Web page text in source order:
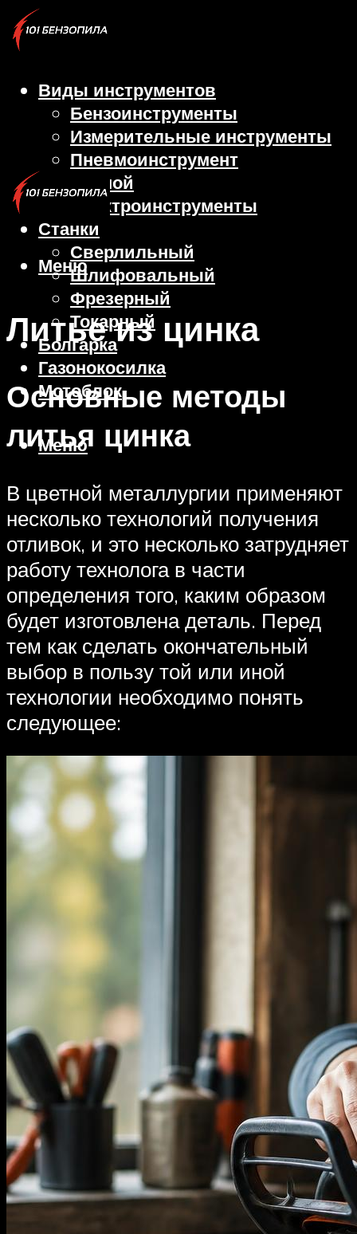
Виды инструментов
Бензоинструменты
Измерительные инструменты
Пневмоинструмент
Ручной
Электроинструменты
Станки
Сверлильный
Шлифовальный
Фрезерный
Токарный
Болгарка
Газонокосилка
Мотоблок
Меню
Меню
Литье из цинка
Основные методы
литья цинка
В цветной металлургии применяют
несколько технологий получения
отливок, и это несколько затрудняет
работу технолога в части
определения того, каким образом
будет изготовлена деталь. Перед
тем как сделать окончательный
выбор в пользу той или иной
технологии необходимо понять
следующее: